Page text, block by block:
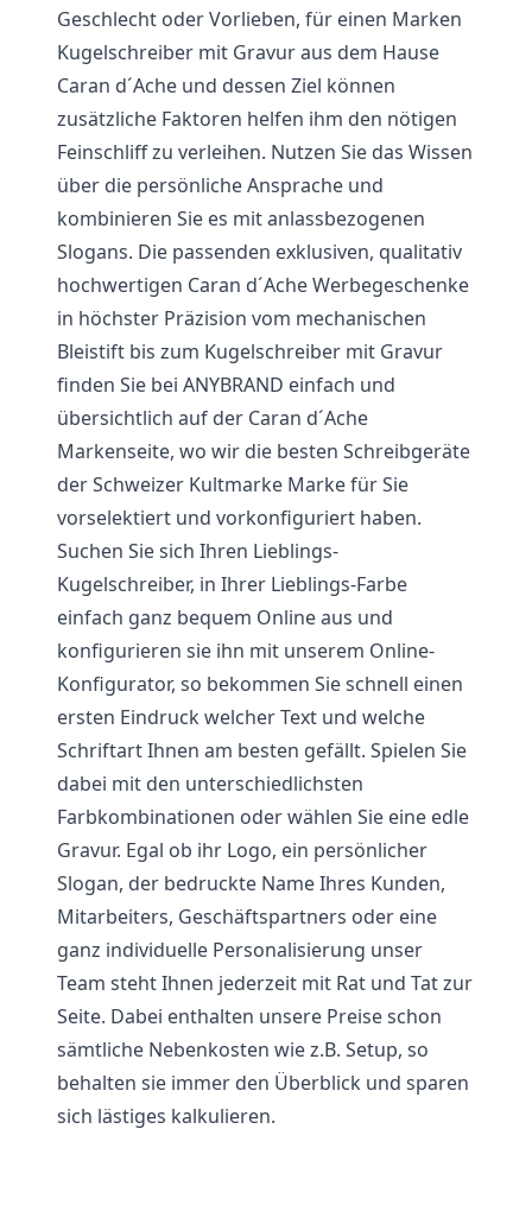
Geschlecht oder Vorlieben, für einen Marken
Kugelschreiber mit Gravur aus dem Hause
Caran d´Ache und dessen Ziel können
zusätzliche Faktoren helfen ihm den nötigen
Feinschliff zu verleihen. Nutzen Sie das Wissen
über die persönliche Ansprache und
kombinieren Sie es mit anlassbezogenen
Slogans. Die passenden exklusiven, qualitativ
hochwertigen Caran d´Ache Werbegeschenke
in höchster Präzision vom mechanischen
Bleistift bis zum Kugelschreiber mit Gravur
finden Sie bei ANYBRAND einfach und
übersichtlich auf der Caran d´Ache
Markenseite, wo wir die besten Schreibgeräte
der Schweizer Kultmarke Marke für Sie
vorselektiert und vorkonfiguriert haben.
Suchen Sie sich Ihren Lieblings-
Kugelschreiber, in Ihrer Lieblings-Farbe
einfach ganz bequem Online aus und
konfigurieren sie ihn mit unserem Online-
Konfigurator, so bekommen Sie schnell einen
ersten Eindruck welcher Text und welche
Schriftart Ihnen am besten gefällt. Spielen Sie
dabei mit den unterschiedlichsten
Farbkombinationen oder wählen Sie eine edle
Gravur. Egal ob ihr Logo, ein persönlicher
Slogan, der bedruckte Name Ihres Kunden,
Mitarbeiters, Geschäftspartners oder eine
ganz individuelle Personalisierung unser
Team steht Ihnen jederzeit mit Rat und Tat zur
Seite. Dabei enthalten unsere Preise schon
sämtliche Nebenkosten wie z.B. Setup, so
behalten sie immer den Überblick und sparen
sich lästiges kalkulieren.